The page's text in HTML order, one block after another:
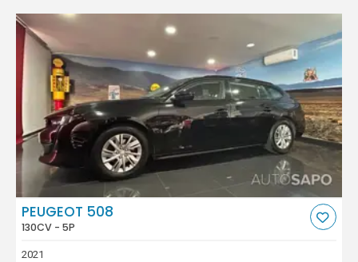
PEUGEOT 508
130CV - 5P
2021